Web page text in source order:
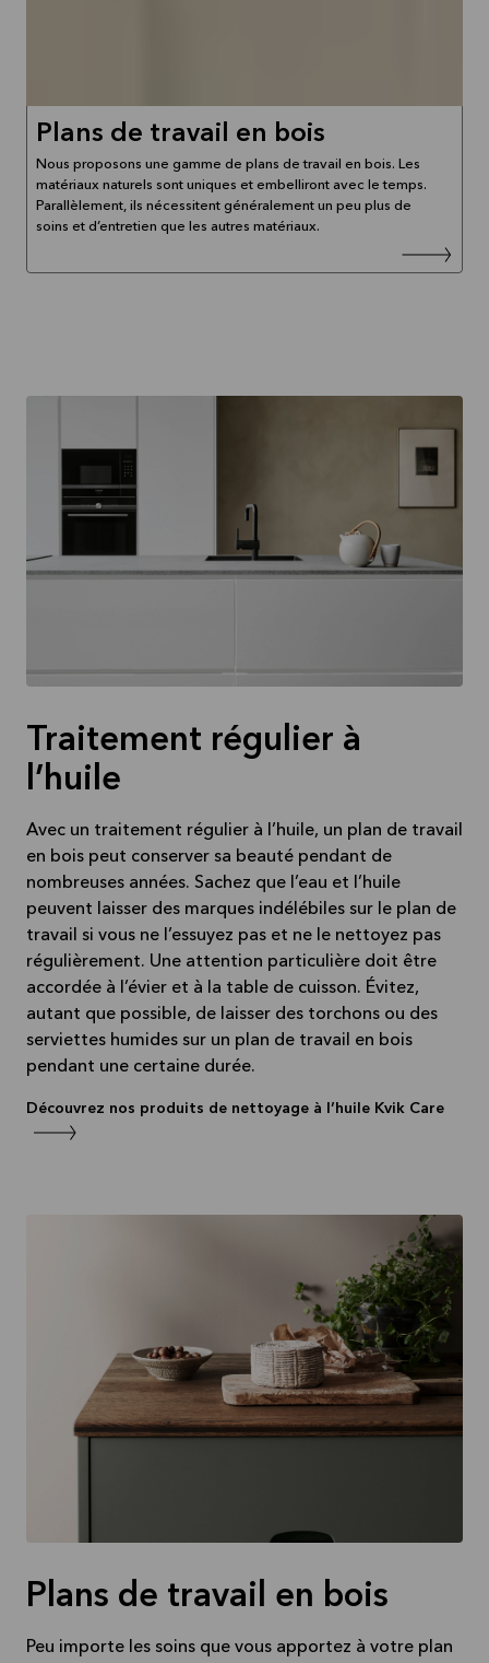
Plans de travail en bois
Nous proposons une gamme de plans de travail en bois. Les
matériaux naturels sont uniques et embelliront avec le temps.
Parallèlement, ils nécessitent généralement un peu plus de
soins et d’entretien que les autres matériaux.
Traitement régulier à
l’huile
Avec un traitement régulier à l’huile, un plan de travail
en bois peut conserver sa beauté pendant de
nombreuses années. Sachez que l’eau et l’huile
peuvent laisser des marques indélébiles sur le plan de
travail si vous ne l’essuyez pas et ne le nettoyez pas
régulièrement. Une attention particulière doit être
accordée à l’évier et à la table de cuisson. Évitez,
autant que possible, de laisser des torchons ou des
serviettes humides sur un plan de travail en bois
pendant une certaine durée.
Découvrez nos produits de nettoyage à l’huile Kvik Care
Plans de travail en bois
Peu importe les soins que vous apportez à votre plan